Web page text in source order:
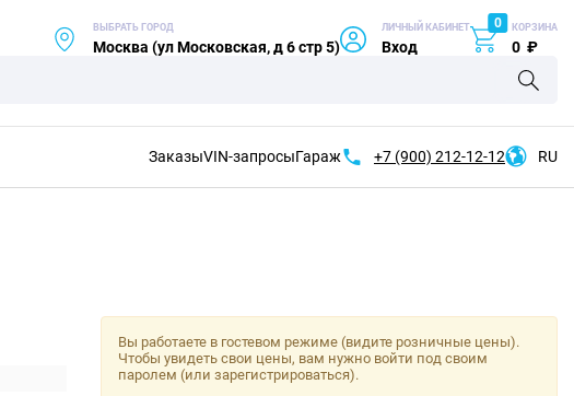
ВЫБРАТЬ ГОРОД
Москва (ул Московская, д 6 стр 5)
ЛИЧНЫЙ КАБИНЕТ
Вход
0 КОРЗИНА
0 ₽
ЗаказыVIN-запросыГараж +7 (900) 212-12-12 RU
Вы работаете в гостевом режиме (видите розничные цены).
Чтобы увидеть свои цены, вам нужно войти под своим
паролем (или зарегистрироваться).